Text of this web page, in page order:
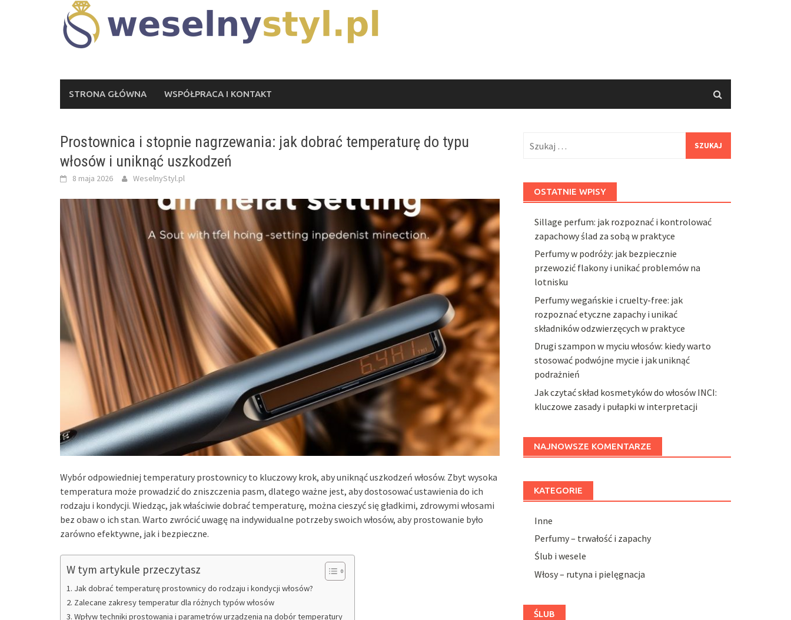
STRONA GŁÓWNA WSPÓŁPRACA I KONTAKT
Prostownica i stopnie nagrzewania: jak dobrać temperaturę do typu
włosów i uniknąć uszkodzeń
8 maja 2026 WeselnyStyl.pl
Wybór odpowiedniej temperatury prostownicy to kluczowy krok, aby uniknąć uszkodzeń włosów. Zbyt wysoka
temperatura może prowadzić do zniszczenia pasm, dlatego ważne jest, aby dostosować ustawienia do ich
rodzaju i kondycji. Wiedząc, jak właściwie dobrać temperaturę, można cieszyć się gładkimi, zdrowymi włosami
bez obaw o ich stan. Warto zwrócić uwagę na indywidualne potrzeby swoich włosów, aby prostowanie było
zarówno efektywne, jak i bezpieczne.
W tym artykule przeczytasz
Jak dobrać temperaturę prostownicy do rodzaju i kondycji włosów?
Zalecane zakresy temperatur dla różnych typów włosów
Wpływ techniki prostowania i parametrów urządzenia na dobór temperatury
OSTATNIE WPISY
Sillage perfum: jak rozpoznać i kontrolować
zapachowy ślad za sobą w praktyce
Perfumy w podróży: jak bezpiecznie
przewozić flakony i unikać problemów na
lotnisku
Perfumy wegańskie i cruelty-free: jak
rozpoznać etyczne zapachy i unikać
składników odzwierzęcych w praktyce
Drugi szampon w myciu włosów: kiedy warto
stosować podwójne mycie i jak uniknąć
podrażnień
Jak czytać skład kosmetyków do włosów INCI:
kluczowe zasady i pułapki w interpretacji
NAJNOWSZE KOMENTARZE
KATEGORIE
Inne
Perfumy – trwałość i zapachy
Ślub i wesele
Włosy – rutyna i pielęgnacja
ŚLUB